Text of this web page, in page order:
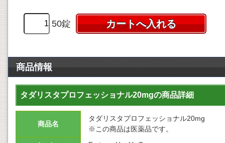
50錠
商品情報
タダリスタプロフェッショナル20mgの商品詳細
商品名
タダリスタプロフェッショナル20mg
※この商品は医薬品です。